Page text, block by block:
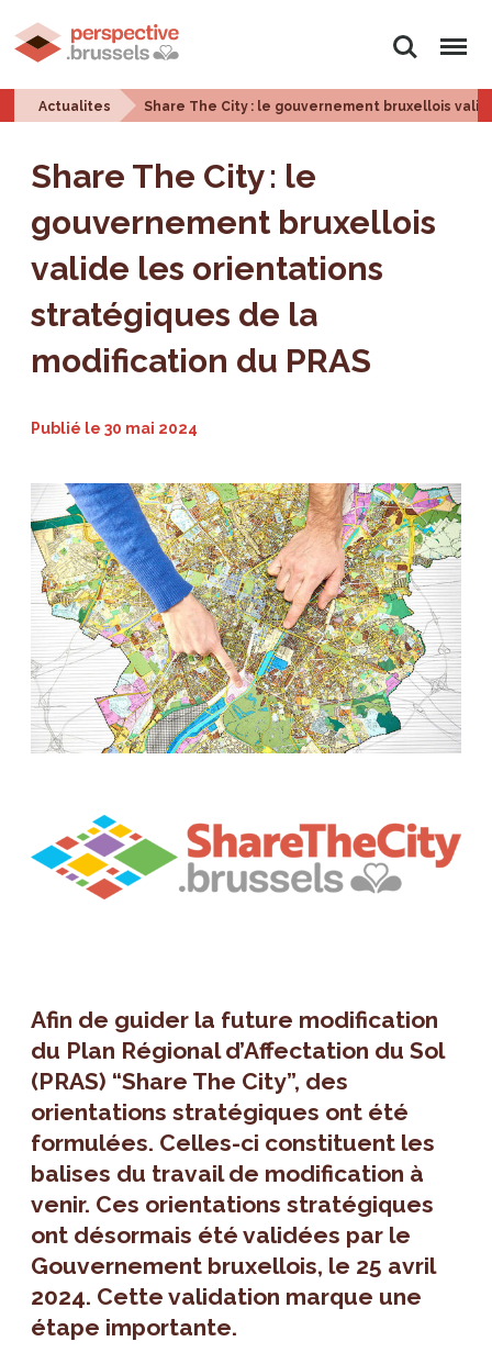
Rechercher
Menu
Actualites Share The City : le gouvernement bruxellois
Share The City : le
gouvernement bruxellois
valide les orientations
stratégiques de la
modification du PRAS
Publié le30 mai 2024
Afin de guider la future modification
du Plan Régional d’Affectation du Sol
(PRAS) “Share The City”, des
orientations stratégiques ont été
formulées. Celles-ci constituent les
balises du travail de modification à
venir. Ces orientations stratégiques
ont désormais été validées par le
Gouvernement bruxellois, le 25 avril
2024. Cette validation marque une
étape importante.